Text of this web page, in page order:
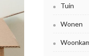
Tuin
Wonen